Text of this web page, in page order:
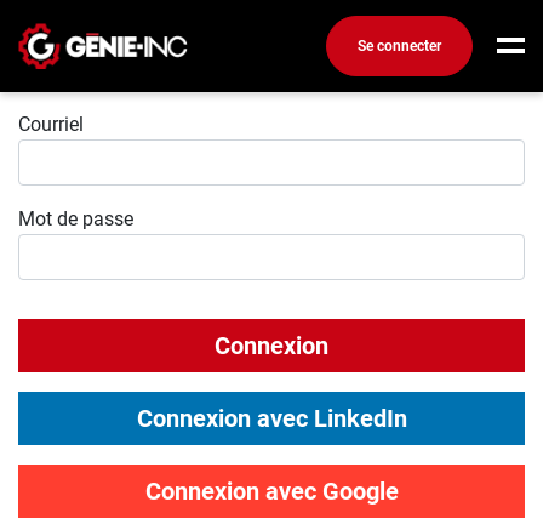
Se connecter
Connexion
Emplois
Ma boîte à outils
Conseils carrière
Métiers
Nos chroniques
Connexion
Courriel
Mot de passe
Connexion
Connexion avec LinkedIn
Connexion avec Google